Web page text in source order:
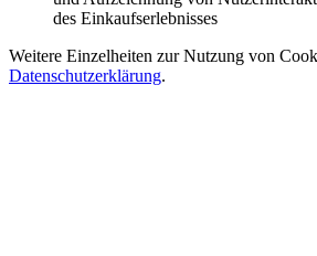
des Einkaufserlebnisses
Weitere Einzelheiten zur Nutzung von
Datenschutzerklärung.